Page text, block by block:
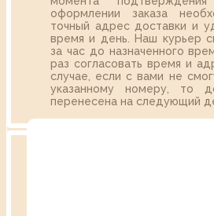
оформлении заказа
точный адрес доставки и
время и день. Наш курьер
за час до назначенного
раз согласовать время и
случае, если с вами не
указанному номеру, то
перенесена на следующий